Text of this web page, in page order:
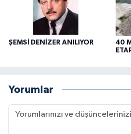
ŞEMSİ DENİZER ANILIYOR
40
Yorumlar